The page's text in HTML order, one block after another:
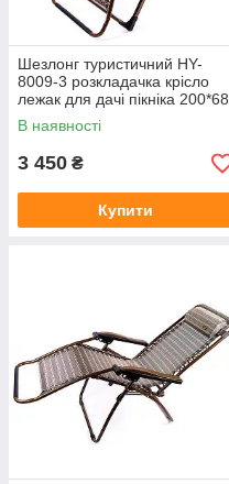
Шезлонг туристичний HY-
8009-3 розкладачка крісло
лежак для дачі пікніка 200*68
В наявності
3 450 ₴
Купити